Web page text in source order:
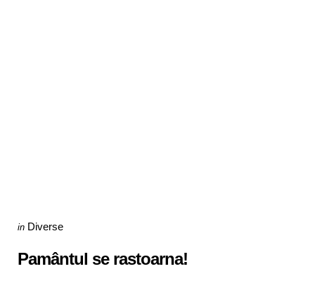
Categories
Posted
in Diverse
Pamântul se rastoarna!